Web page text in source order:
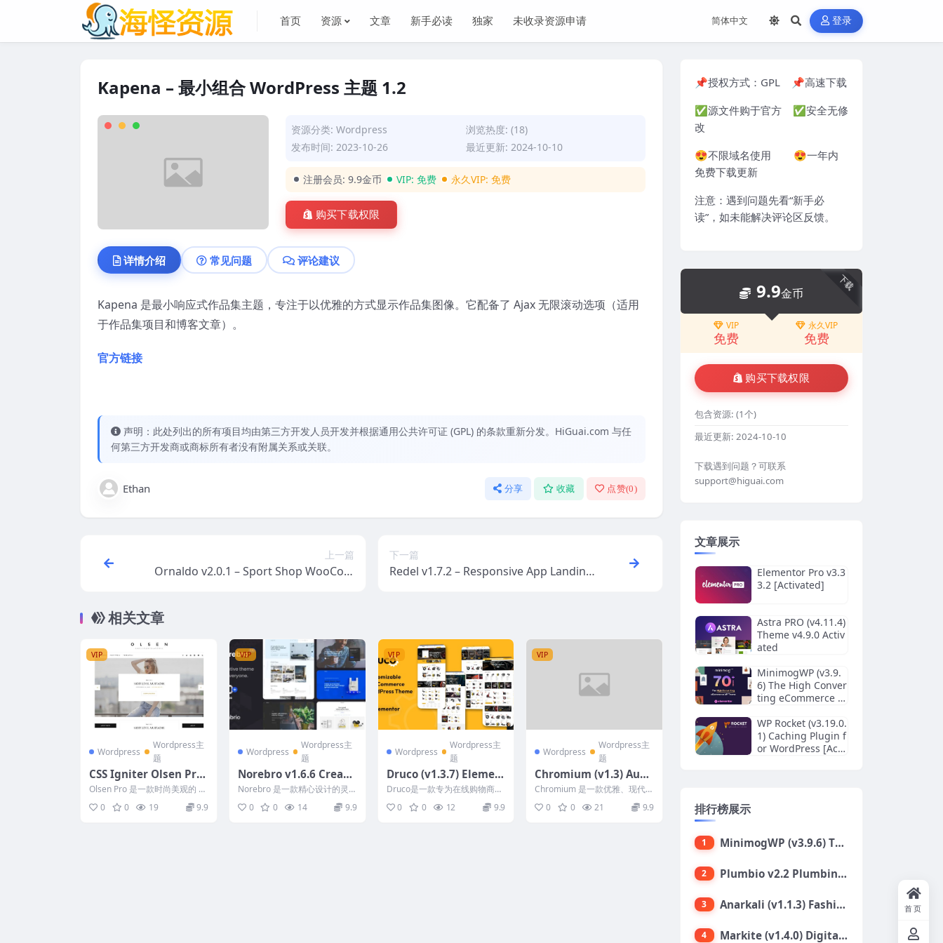
首页 资源 文章 新手必读 独家 未收录资源申请 登录
Kapena – 最小组合 WordPress 主题 1.2
资源分类:Wordpress
浏览热度: (18)
发布时间: 2023-10-26
最近更新: 2024-10-10
注册会员:9.9金币 VIP:免费 永久VIP:免费
购买下载权限
详情介绍 常见问题 评论建议
Kapena 是最小响应式作品集主题，专注于以优雅的方式显示作品集图像。它配备了 Ajax 无限滚动选项（适用
于作品集项目和博客文章）。
官方链接
声明：此处列出的所有项目均由第三方开发人员开发并根据通用公共许可证 (GPL) 的条款重新分发。HiGuai.com 与任
何第三方开发商或商标所有者没有附属关系或关联。
Ethan 分享 收藏 点赞(0)
上一篇
Ornaldo v2.0.1 – Sport Shop WooCom
下一篇
Redel v1.7.2 – Responsive App Landing
相关文章
VIP
Wordpress
Wordpress主
题
CSS Igniter Olsen Pro
v2.8.5 WordPress The
me
Olsen Pro 是一款时尚美观的 W
ordPress 主题，非常适合博主
和摄...
0 0 19 9.9
VIP
Wordpress
Wordpress主
题
Norebro v1.6.6 Creati
ve Portfolio Theme fo
r Multipurpose Usage
Norebro 是一款精心设计的灵
活且高性能的多用途 WordPres
s 主题，...
0 0 14 9.9
VIP
Wordpress
Wordpress主
题
Druco (v1.3.7) Elemen
tor WooCommerce W
ordPress Theme
Druco是一款专为在线购物商店
设计的 WooCommerce WordP
res...
0 0 12 9.9
VIP
Wordpress
Wordpress主
题
Chromium (v1.3) Auto
Parts Shop WordPress
Woo Theme
Chromium 是一款优雅、现代
且功能强大的汽车 WordPress
主题，主...
0 0 21 9.9
📌授权方式： GPL 📌高速下载
✅源文件购于官方 ✅安全无修
改
😍不限域名使用 😍一年内
免费下载更新
注意：遇到问题先看“新手必
读”，如未能解决评论区反馈。
下载
9.9金币
VIP
免费
永久VIP
免费
购买下载权限
包含资源: (1个)
最近更新: 2024-10-10
下载遇到问题？可联系
support@higuai.com
文章展示
Elementor Pro v3.3
3.2 [Activated]
Astra PRO (v4.11.4)
Theme v4.9.0 Activ
ated
MinimogWP (v3.9.
6) The High Conver
ting eCommerce W
WP Rocket (v3.19.0.
1) Caching Plugin f
or WordPress [Acti
排行榜展示
1 MinimogWP (v3.9.6) The High Converting eCommerce WordPress Theme
2 Plumbio v2.2 Plumbing Services WordPress Theme
3 Anarkali (v1.1.3) Fashion Shop Ecommerce Elementor Theme
4 Markite (v1.4.0) Digital Marketplace WordPress Theme
首页